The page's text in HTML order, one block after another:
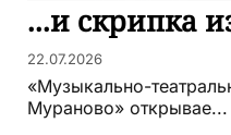
...и скрипка
22.07.2026
«Музыкально-
Мураново» открывае...